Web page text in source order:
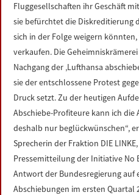
Fluggesellschaften ihr Geschäft
sie befürchtet die Diskreditierung
sich in der Folge weigern
verkaufen. Die
Nachgang der ‚Lufthansa
sie der entschlossene Protest
Druck setzt. Zu der heutigen
Abschiebe-Profiteure kann ich
deshalb nur beglückwünschen“,
Sprecherin der Fraktion DIE
Pressemitteilung der Initiative No
Antwort der Bundesregierung auf
Abschiebungen im ersten Quartal